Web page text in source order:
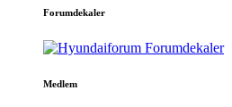
Forumdekaler
Medlem